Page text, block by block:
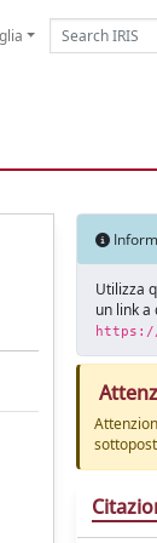
Utilizza
un link a
https://